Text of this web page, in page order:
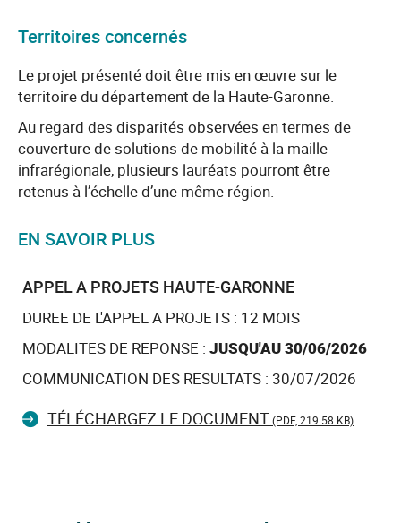
Territoires concernés
Le projet présenté doit être mis en œuvre sur le
territoire du département de la Haute-Garonne.
Au regard des disparités observées en termes de
couverture de solutions de mobilité à la maille
infrarégionale, plusieurs lauréats pourront être
retenus à l’échelle d’une même région.
EN SAVOIR PLUS
APPEL A PROJETS HAUTE-GARONNE
DUREE DE L'APPEL A PROJETS : 12 MOIS
MODALITES DE REPONSE : JUSQU'AU 30/06/2026
COMMUNICATION DES RESULTATS : 30/07/2026
TÉLÉCHARGEZ LE DOCUMENT(PDF, 219.58 KB)